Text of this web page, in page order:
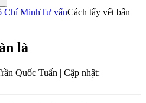
Chí MinhTư vấnCách tẩy vết bẩn
là
Quốc Tuấn | Cập nhật: